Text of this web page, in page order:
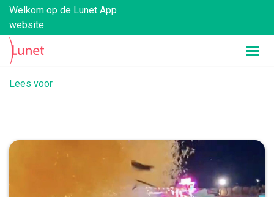
Welkom op de Lunet App
website
Lees voor